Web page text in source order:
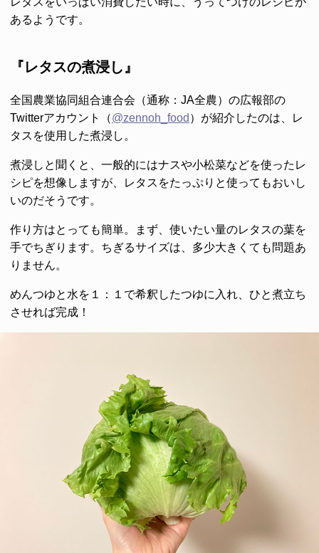
あるようです。
『レタスの煮浸し』
全国農業協同組合連合会（通称：JA全農）の広報部の
Twitterアカウント（@zennoh_food ）が紹介したのは、レ
タスを使用した煮浸し。
煮浸しと聞くと、一般的にはナスや小松菜などを使ったレ
シピを想像しますが、レタスをたっぷりと使ってもおいし
いのだそうです。
作り方はとっても簡単。まず、使いたい量のレタスの葉を
手でちぎります。ちぎるサイズは、多少大きくても問題あ
りません。
めんつゆと水を１：１で希釈したつゆに入れ、ひと煮立ち
させれば完成！